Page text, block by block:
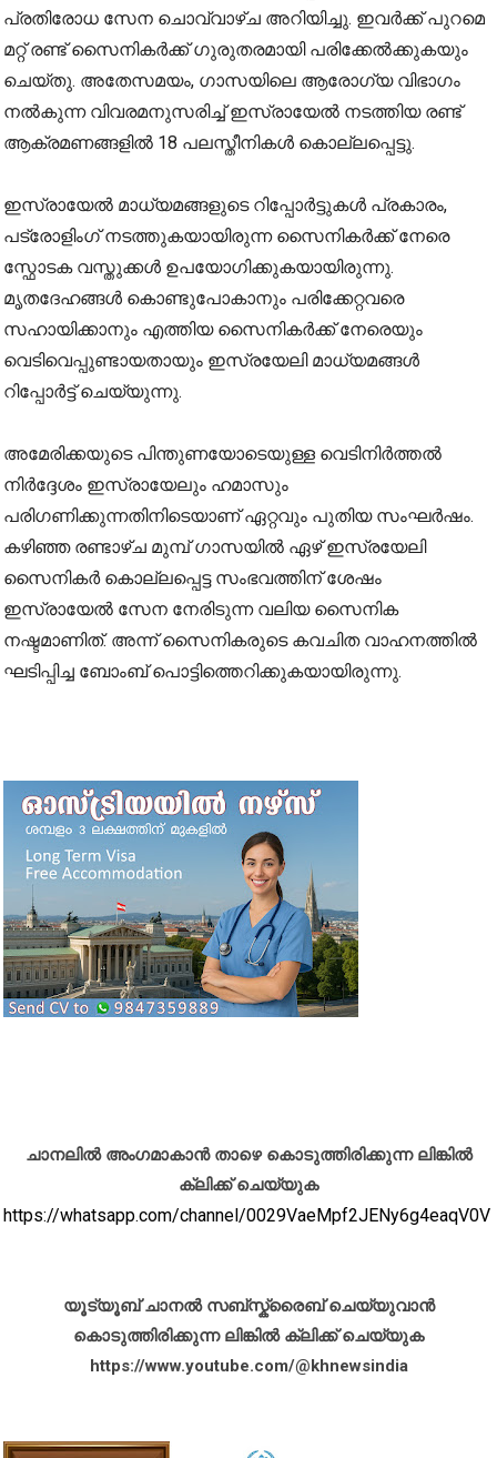
പ്രതിരോധ സേന ചൊവ്വാഴ്ച അറിയിച്ചു. ഇവർക്ക് പുറമെ
മറ്റ് രണ്ട് സൈനികർക്ക് ഗുരുതരമായി പരിക്കേൽക്കുകയും
ചെയ്തു. അതേസമയം, ഗാസയിലെ ആരോഗ്യ വിഭാഗം
നൽകുന്ന വിവരമനുസരിച്ച് ഇസ്രായേൽ നടത്തിയ രണ്ട്
ആക്രമണങ്ങളിൽ 18 പലസ്തീനികൾ കൊല്ലപ്പെട്ടു.
ഇസ്രായേൽ മാധ്യമങ്ങളുടെ റിപ്പോർട്ടുകൾ പ്രകാരം,
പട്രോളിംഗ് നടത്തുകയായിരുന്ന സൈനികർക്ക് നേരെ
സ്ഫോടക വസ്തുക്കൾ ഉപയോഗിക്കുകയായിരുന്നു.
മൃതദേഹങ്ങൾ കൊണ്ടുപോകാനും പരിക്കേറ്റവരെ
സഹായിക്കാനും എത്തിയ സൈനികർക്ക് നേരെയും
വെടിവെപ്പുണ്ടായതായും ഇസ്രയേലി മാധ്യമങ്ങൾ
റിപ്പോർട്ട് ചെയ്യുന്നു.
അമേരിക്കയുടെ പിന്തുണയോടെയുള്ള വെടിനിർത്തൽ
നിർദ്ദേശം ഇസ്രായേലും ഹമാസും
പരിഗണിക്കുന്നതിനിടെയാണ് ഏറ്റവും പുതിയ സംഘർഷം.
കഴിഞ്ഞ രണ്ടാഴ്ച മുമ്പ് ഗാസയിൽ ഏഴ് ഇസ്രയേലി
സൈനികർ കൊല്ലപ്പെട്ട സംഭവത്തിന് ശേഷം
ഇസ്രായേൽ സേന നേരിടുന്ന വലിയ സൈനിക
നഷ്ടമാണിത്. അന്ന് സൈനികരുടെ കവചിത വാഹനത്തിൽ
ഘടിപ്പിച്ച ബോംബ് പൊട്ടിത്തെറിക്കുകയായിരുന്നു.
ചാനലിൽ അംഗമാകാൻ താഴെ കൊടുത്തിരിക്കുന്ന ലിങ്കിൽ
ക്ലിക്ക് ചെയ്യുക
https://whatsapp.com/channel/0029VaeMpf2JENy6g4eaqV0V
യൂട്യൂബ് ചാനൽ സബ്സ്ക്രൈബ് ചെയ്യുവാൻ
കൊടുത്തിരിക്കുന്ന ലിങ്കിൽ ക്ലിക്ക് ചെയ്യുക
https://www.youtube.com/@khnewsindia